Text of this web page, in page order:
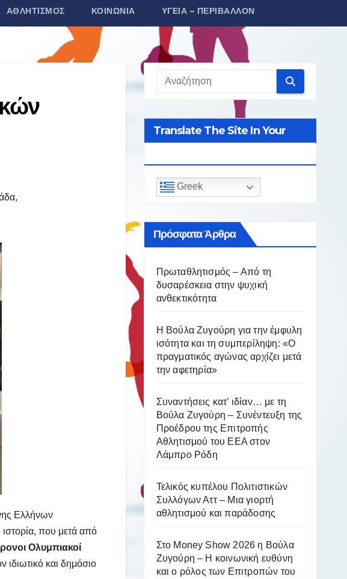
ΑΘΛΗΤΙΣΜΌΣ ΚΟΙΝΩΝΊΑ ΥΓΕΊΑ – ΠΕΡΙΒΆΛΛΟΝ
,
Ελλήνων
που μετά από
Ολυμπιακοί
ιδιωτικό και δημόσιο
Translate The Site In Your
Greek
Πρόσφατα Άρθρα
Πρωταθλητισμός – Από τη
δυσαρέσκεια στην ψυχική
ανθεκτικότητα
Η Βούλα Ζυγούρη για την έμφυλη
ισότητα και τη συμπερίληψη: «Ο
πραγματικός αγώνας αρχίζει μετά
την αφετηρία»
Συναντήσεις κατ’ ιδίαν… με τη
Βούλα Ζυγούρη – Συνέντευξη της
Προέδρου της Επιτροπής
Αθλητισμού του ΕΕΑ στον
Λάμπρο Ρόδη
Τελικός κυπέλου Πολιτιστικών
Συλλόγων Αττ – Μια γιορτή
αθλητισμού και παράδοσης
Στο Money Show 2026 η Βούλα
Ζυγούρη – Η κοινωνική ευθύνη
και ο ρόλος των Επιτροπών του